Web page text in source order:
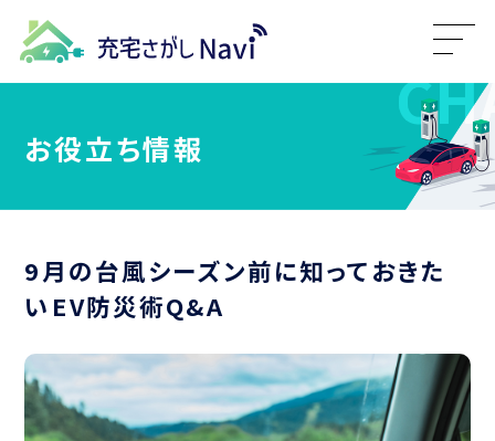
お役立ち情報
9月の台風シーズン前に知っておきた
いEV防災術Q&A